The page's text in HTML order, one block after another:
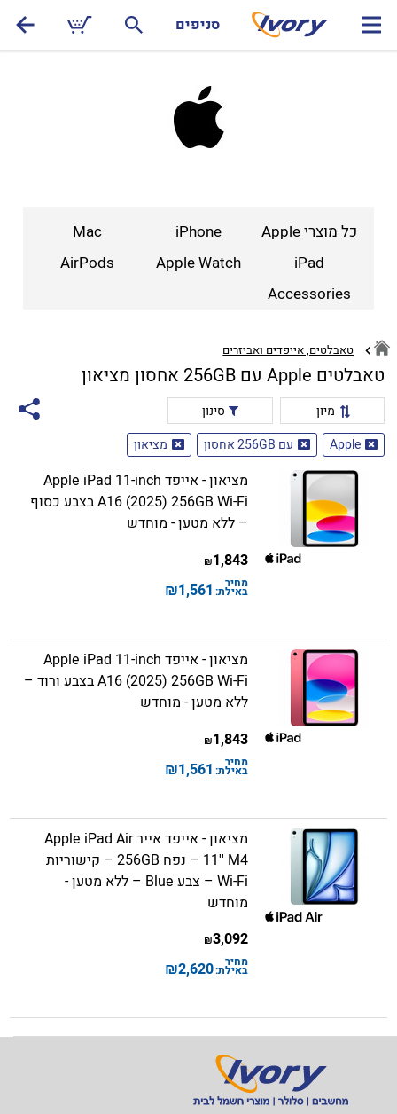
סניפים
כל מוצרי Apple iPhone
Mac
iPad
Apple Watch
AirPods
Accessories
טאבלטים, אייפדים ואביזרים
טאבלטים Apple עם 256GB אחסון מציאון
מיון
סינון
Apple
עם 256GB אחסון מציאון
מציאון - אייפד Apple iPad 11-inch
A16 (2025) 256GB Wi-Fi בצבע כסוף
– ללא מטען - מוחדש
1,843
₪
מחיר
באילת: 1,561
₪
מציאון - אייפד Apple iPad 11-inch
A16 (2025) 256GB Wi-Fi בצבע ורוד –
ללא מטען - מוחדש
1,843
₪
מחיר
באילת: 1,561
₪
מציאון - אייפד אייר Apple iPad Air
11'' M4 – נפח 256GB – קישוריות
Wi-Fi – צבע Blue – ללא מטען -
מוחדש
3,092
₪
מחיר
באילת:2,620
₪